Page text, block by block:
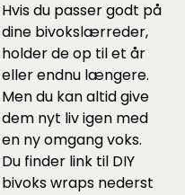
Hvis du passer godt på
dine bivokslærreder,
holder de op til et år
eller endnu længere.
Men du kan altid give
dem nyt liv igen med
en ny omgang voks.
Du finder link til DIY
bivoks wraps nederst